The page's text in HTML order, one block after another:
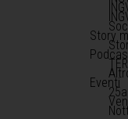
Story
Eventi